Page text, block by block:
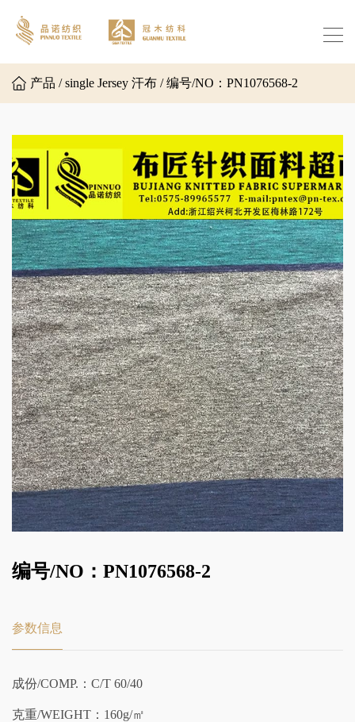
产品 / single Jersey 汗布 / 编号/NO：PN1076568-2
编号/NO：PN1076568-2
参数信息
成份/COMP.：C/T 60/40
克重/WEIGHT：160g/㎡